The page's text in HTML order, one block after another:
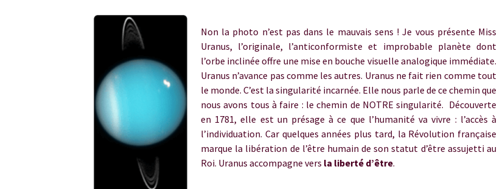
Non la photo n’est pas dans le mauvais sens ! Je vous présente Miss
Uranus, l’originale, l’anticonformiste et improbable planète dont
l’orbe inclinée offre une mise en bouche visuelle analogique immédiate.
Uranus n’avance pas comme les autres. Uranus ne fait rien comme tout
le monde. C’est la singularité incarnée. Elle nous parle de ce chemin que
nous avons tous à faire : le chemin de NOTRE singularité. Découverte
en 1781, elle est un présage à ce que l’humanité va vivre : l’accès à
l’individuation. Car quelques années plus tard, la Révolution française
marque la libération de l’être humain de son statut d’être assujetti au
Roi. Uranus accompagne vers la liberté d’être.